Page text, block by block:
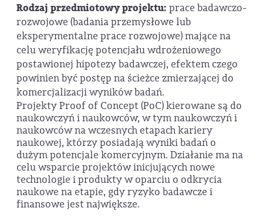
Rodzaj przedmiotowy projektu: prace badawczo-
rozwojowe (badania przemysłowe lub
eksperymentalne prace rozwojowe) mające na
celu weryfikację potencjału wdrożeniowego
postawionej hipotezy badawczej, efektem czego
powinien być postęp na ścieżce zmierzającej do
komercjalizacji wyników badań.
Projekty Proof of Concept (PoC) kierowane są do
naukowczyń i naukowców, w tym naukowczyń i
naukowców na wczesnych etapach kariery
naukowej, którzy posiadają wyniki badań o
dużym potencjale komercyjnym. Działanie ma na
celu wsparcie projektów inicjujących nowe
technologie i produkty w oparciu o odkrycia
naukowe na etapie, gdy ryzyko badawcze i
finansowe jest największe.